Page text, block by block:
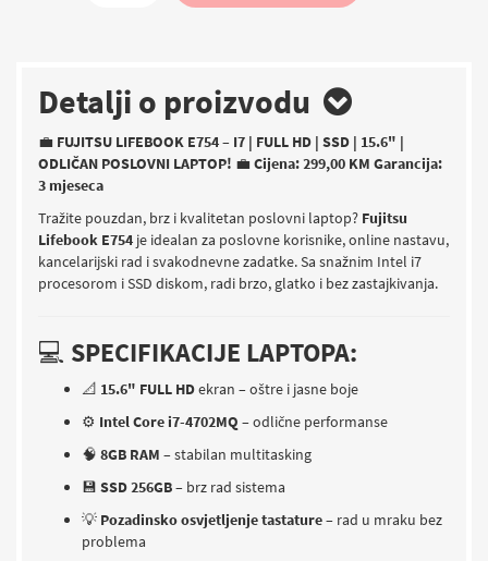
Detalji o proizvodu
💼 FUJITSU LIFEBOOK E754 – I7 | FULL HD | SSD | 15.6" |
ODLIČAN POSLOVNI LAPTOP! 💼Cijena: 299,00 KM Garancija:
3 mjeseca
Tražite pouzdan, brz i kvalitetan poslovni laptop? Fujitsu
Lifebook E754 je idealan za poslovne korisnike, online nastavu,
kancelarijski rad i svakodnevne zadatke. Sa snažnim Intel i7
procesorom i SSD diskom, radi brzo, glatko i bez zastajkivanja.
💻 SPECIFIKACIJE LAPTOPA:
📐 15.6" FULL HDekran – oštre i jasne boje
⚙️ Intel Core i7-4702MQ – odlične performanse
🧠 8GB RAM – stabilan multitasking
💾 SSD 256GB– brz rad sistema
💡 Pozadinsko osvjetljenje tastature– rad u mraku bez
problema